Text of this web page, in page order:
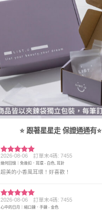
⭐ 跟著星星走 保證通通有⭐
評分5 滿
分 5
2026-08-06 訂單末4碼: 7455
幾何回憶｜免後扣．耳環 - 白色, 耳針
超美的小香風耳環！好喜歡！
評分5 滿
2026-08-06 訂單末4碼: 7455
心中的日月｜縮口鍊．手鍊 - 金色